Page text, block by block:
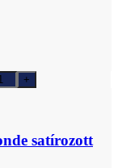
satírozott